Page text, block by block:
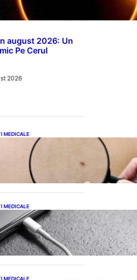
august 2026: Un
Pe Cerul
2026
MEDICALE
Ascunse ale
de Piele: Ce
să Știm pentru a Ne
MEDICALE
Telefonului Pe
Noapte: Mituri,
și Impact Asupra
MEDICALE